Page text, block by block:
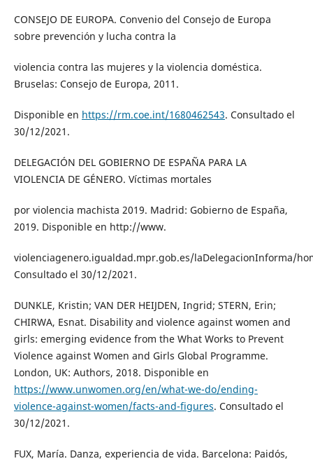
CONSEJO DE EUROPA. Convenio del Consejo de Europa
sobre prevención y lucha contra la
violencia contra las mujeres y la violencia doméstica.
Bruselas: Consejo de Europa, 2011.
Disponible en https://rm.coe.int/1680462543. Consultado el
30/12/2021.
DELEGACIÓN DEL GOBIERNO DE ESPAÑA PARA LA
VIOLENCIA DE GÉNERO. Víctimas mortales
por violencia machista 2019. Madrid: Gobierno de España,
2019. Disponible en http://www.
violenciagenero.igualdad.mpr.gob.es/laDelegacionInforma/
Consultado el 30/12/2021.
DUNKLE, Kristin; VAN DER HEIJDEN, Ingrid; STERN, Erin;
CHIRWA, Esnat. Disability and violence against women and
girls: emerging evidence from the What Works to Prevent
Violence against Women and Girls Global Programme.
London, UK: Authors, 2018. Disponible en
https://www.unwomen.org/en/what-we-do/ending-
violence-against-women/facts-and-figures. Consultado el
30/12/2021.
FUX, María. Danza, experiencia de vida. Barcelona: Paidós,